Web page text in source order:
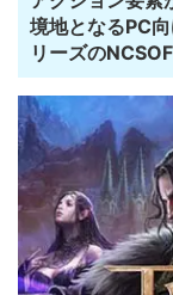
境地となるPC
リーズの